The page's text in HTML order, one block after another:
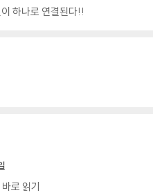
하나로 연결된다!!
로 읽기